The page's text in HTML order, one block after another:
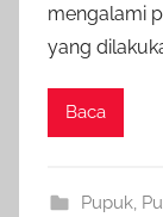
mengalami
yang
Baca
Pupuk,